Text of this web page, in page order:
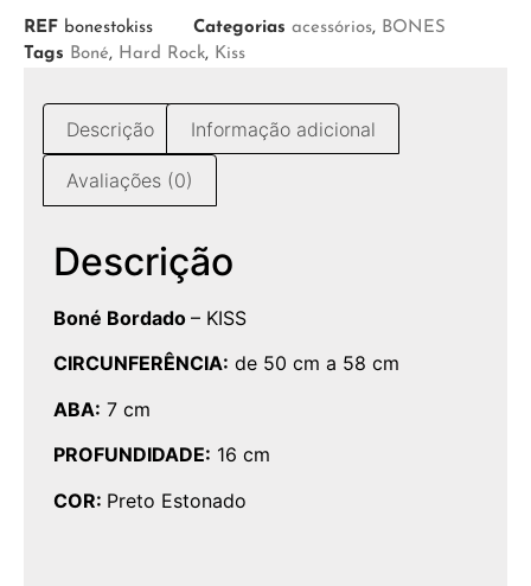
REF bonestokiss Categorias acessórios, BONES
Tags Boné, Hard Rock, Kiss
Descrição Informação adicional
Avaliações (0)
Descrição
Boné Bordado – KISS
CIRCUNFERÊNCIA: de 50 cm a 58 cm
ABA: 7 cm
PROFUNDIDADE: 16 cm
COR: Preto Estonado